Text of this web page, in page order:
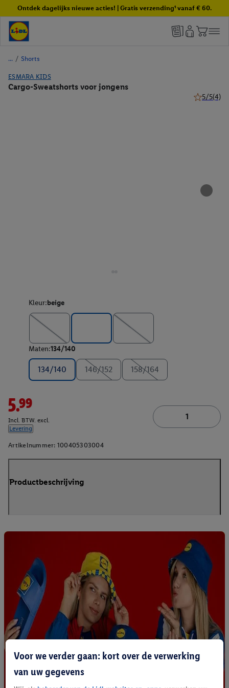
Ontdek dagelijks nieuwe acties! | Gratis verzending¹ vanaf € 60.
/ Shorts
ESMARA KIDS
Cargo-Sweatshorts voor jongens
5/5(4)
Kleur:beige
Maten:134/140
134/140 146/152 158/164
5.99
Incl. BTW. excl.
Levering
Artikelnummer: 100405303004
Productbeschrijving
Voor we verder gaan: kort over de verwerking
van uw gegevens